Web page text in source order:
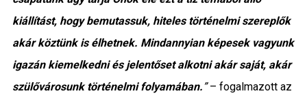
kiállítást, hogy bemutassuk, hiteles történelmi szereplők
akár köztünk is élhetnek. Mindannyian képesek vagyunk
igazán kiemelkedni és jelentőset alkotni akár saját, akár
szülővárosunk történelmi folyamában.”– fogalmazott az